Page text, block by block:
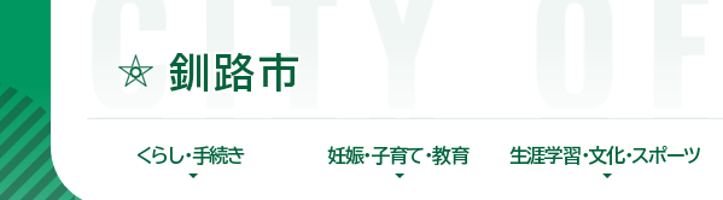
くらし・手続き 妊娠・子育て・教育 生涯学習・文化・スポーツ